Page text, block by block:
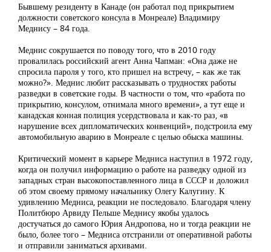
Бывшему резиденту в Канаде (он работал под прикрытием
должности советского консула в Монреале) Владимиру
Меднису – 84 года.
Меднис сокрушается по поводу того, что в 2010 году
провалилась российский агент Анна Чапман: «Она даже не
спросила пароля у того, кто пришел на встречу, – как же так
можно?». Меднис любит рассказывать о трудностях работы
разведки в советские годы. В частности о том, что «работа по
прикрытию, консулом, отнимала много времени», а тут еще и
канадская конная полиция усердствовала и как-то раз, «в
нарушение всех дипломатических конвенций», подстроила ему
автомобильную аварию в Монреале с целью обыска машины.
Критический момент в карьере Медниса наступил в 1972 году,
когда он получил информацию о работе на разведку одной из
западных стран высокопоставленного лица в СССР и доложил
об этом своему прямому начальнику Олегу Калугину. К
удивлению Медниса, реакции не последовало. Благодаря члену
Политбюро Арвиду Пельше Меднису якобы удалось
достучаться до самого Юрия Андропова, но и тогда реакции не
было, более того – Медниса отстранили от оперативной работы
и отправили заниматься архивами.